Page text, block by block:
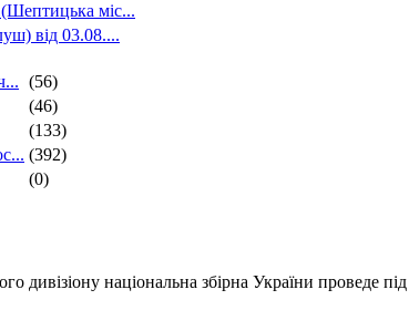
(Шептицька міс...
від 03.08....
(56)
(46)
(133)
(392)
(0)
дивізіону національна збірна України проведе